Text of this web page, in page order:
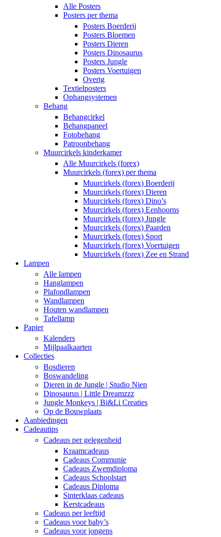
Alle Posters
Posters per thema
Posters Boerderij
Posters Bloemen
Posters Dieren
Posters Dinosaurus
Posters Jungle
Posters Voertuigen
Overig
Textielposters
Ophangsystemen
Behang
Behangcirkel
Behangpaneel
Fotobehang
Patroonbehang
Muurcirkels kinderkamer
Alle Muurcirkels (forex)
Muurcirkels (forex) per thema
Muurcirkels (forex) Boerderij
Muurcirkels (forex) Dieren
Muurcirkels (forex) Dino’s
Muurcirkels (forex) Eenhoorns
Muurcirkels (forex) Jungle
Muurcirkels (forex) Paarden
Muurcirkels (forex) Sport
Muurcirkels (forex) Voertuigen
Muurcirkels (forex) Zee en Strand
Lampen
Alle lampen
Hanglampen
Plafondlampen
Wandlampen
Houten wandlampen
Tafellamp
Papier
Kalenders
Mijlpaalkaarten
Collecties
Bosdieren
Boswandeling
Dieren in de Jungle | Studio Nien
Dinosaurus | Little Dreamzzz
Jungle Monkeys | Bi&Li Creaties
Op de Bouwplaats
Aanbiedingen
Cadeautips
Cadeaus per gelegenheid
Kraamcadeaus
Cadeaus Communie
Cadeaus Zwemdiploma
Cadeaus Schoolstart
Cadeaus Diploma
Sinterklaas cadeaus
Kerstcadeaus
Cadeaus per leeftijd
Cadeaus voor baby’s
Cadeaus voor jongens